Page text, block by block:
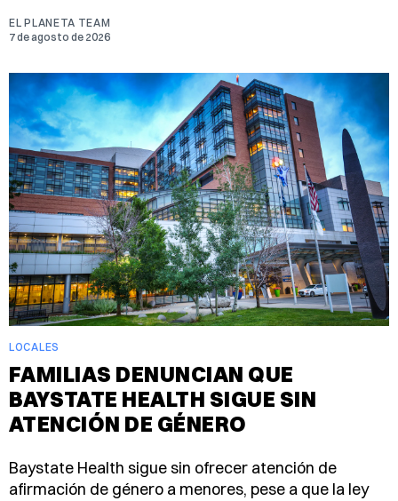
EL PLANETA TEAM
7 de agosto de 2026
LOCALES
FAMILIAS DENUNCIAN QUE
BAYSTATE HEALTH SIGUE SIN
ATENCIÓN DE GÉNERO
Baystate Health sigue sin ofrecer atención de
afirmación de género a menores, pese a que la ley